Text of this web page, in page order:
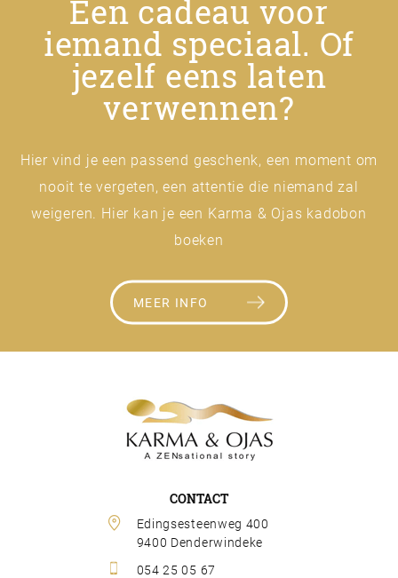
Een cadeau voor
iemand speciaal. Of
jezelf eens laten
verwennen?
Hier vind je een passend geschenk, een moment om
nooit te vergeten, een attentie die niemand zal
weigeren. Hier kan je een Karma & Ojas kadobon
boeken
MEER INFO
CONTACT
Edingsesteenweg 400
9400 Denderwindeke
054 25 05 67